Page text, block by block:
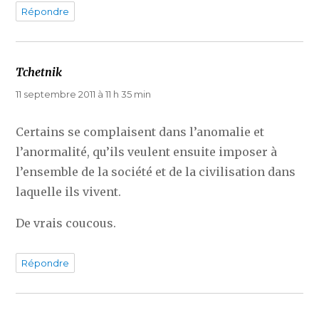
Répondre
Tchetnik
11 septembre 2011 à 11 h 35 min
Certains se complaisent dans l’anomalie et
l’anormalité, qu’ils veulent ensuite imposer à
l’ensemble de la société et de la civilisation dans
laquelle ils vivent.
De vrais coucous.
Répondre